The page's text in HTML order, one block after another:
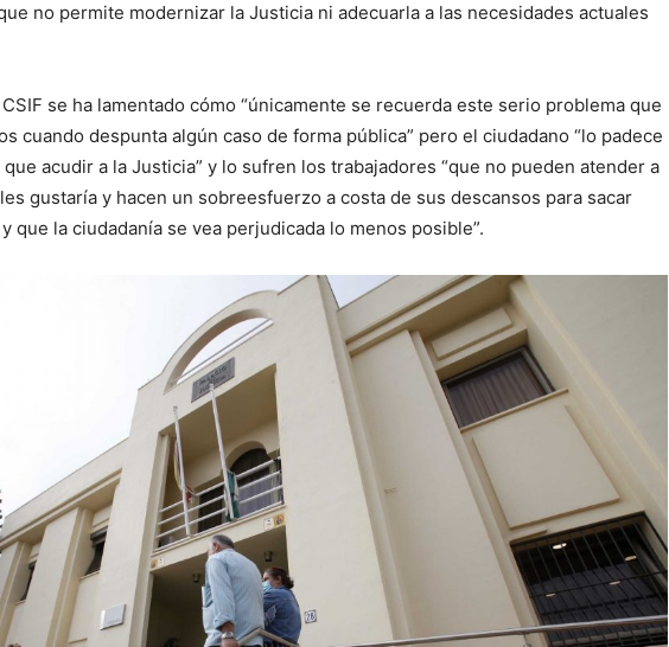
no permite modernizar la Justicia ni adecuarla a las necesidades actuales
se ha lamentado cómo “únicamente se recuerda este serio problema que
cuando despunta algún caso de forma pública” pero el ciudadano “lo padece
acudir a la Justicia” y lo sufren los trabajadores “que no pueden atender a
gustaría y hacen un sobreesfuerzo a costa de sus descansos para sacar
que la ciudadanía se vea perjudicada lo menos posible”.